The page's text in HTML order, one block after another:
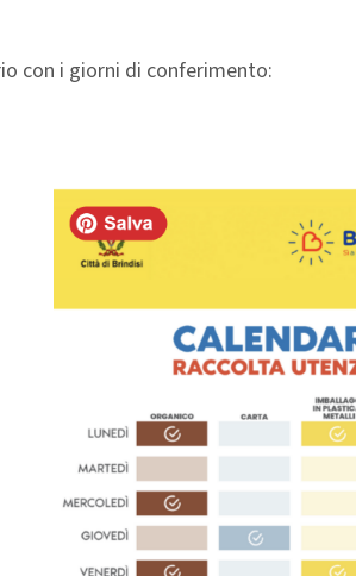
con i giorni di conferimento: